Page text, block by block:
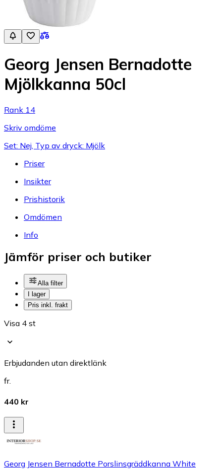
Georg Jensen Bernadotte
Mjölkkanna 50cl
Rank 14
Skriv omdöme
Set: Nej, Typ av dryck: Mjölk
Priser
Insikter
Prishistorik
Omdömen
Info
Jämför priser och butiker
Alla filter
I lager
Pris inkl. frakt
Visa 4 st
Erbjudanden utan direktlänk
fr.
440 kr
Georg Jensen Bernadotte Porslinsgräddkanna White